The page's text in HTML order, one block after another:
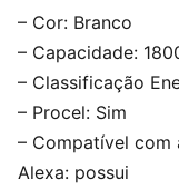
– Cor: Branco
– Capacidade:
– Classificação
– Procel: Sim
– Compatível com
Alexa: possui